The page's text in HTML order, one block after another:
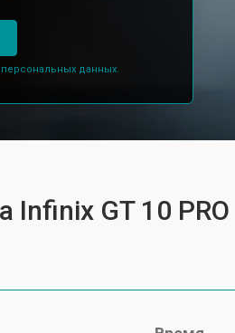
персональных данных.
Infinix GT 10 PRO